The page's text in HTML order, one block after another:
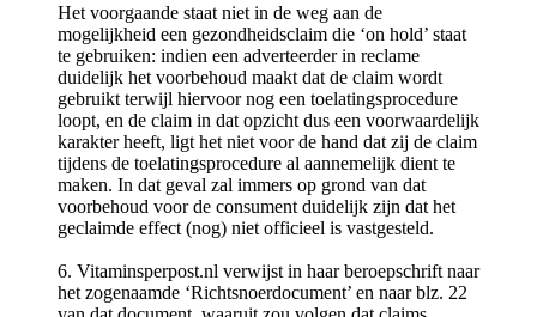
Het voorgaande staat niet in de weg aan de
mogelijkheid een gezondheidsclaim die ‘on hold’ staat
te gebruiken: indien een adverteerder in reclame
duidelijk het voorbehoud maakt dat de claim wordt
gebruikt terwijl hiervoor nog een toelatingsprocedure
loopt, en de claim in dat opzicht dus een voorwaardelijk
karakter heeft, ligt het niet voor de hand dat zij de claim
tijdens de toelatingsprocedure al aannemelijk dient te
maken. In dat geval zal immers op grond van dat
voorbehoud voor de consument duidelijk zijn dat het
geclaimde effect (nog) niet officieel is vastgesteld.
6. Vitaminsperpost.nl verwijst in haar beroepschrift naar
het zogenaamde ‘Richtsnoerdocument’ en naar blz. 22